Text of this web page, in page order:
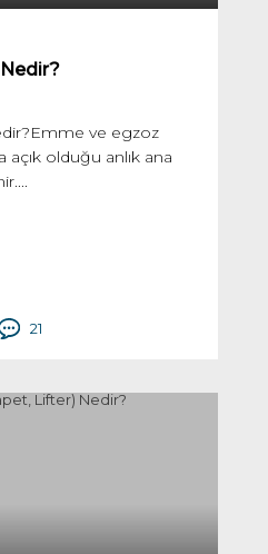
ve egzoz
açık olduğu anlık ana
21